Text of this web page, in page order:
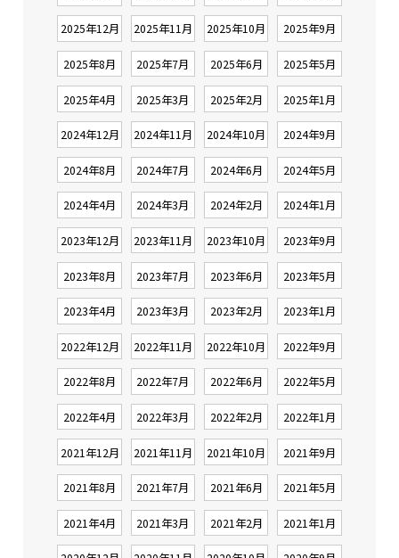
2025年12月 2025年11月 2025年10月 2025年9月
2025年8月 2025年7月 2025年6月 2025年5月
2025年4月 2025年3月 2025年2月 2025年1月
2024年12月 2024年11月 2024年10月 2024年9月
2024年8月 2024年7月 2024年6月 2024年5月
2024年4月 2024年3月 2024年2月 2024年1月
2023年12月 2023年11月 2023年10月 2023年9月
2023年8月 2023年7月 2023年6月 2023年5月
2023年4月 2023年3月 2023年2月 2023年1月
2022年12月 2022年11月 2022年10月 2022年9月
2022年8月 2022年7月 2022年6月 2022年5月
2022年4月 2022年3月 2022年2月 2022年1月
2021年12月 2021年11月 2021年10月 2021年9月
2021年8月 2021年7月 2021年6月 2021年5月
2021年4月 2021年3月 2021年2月 2021年1月